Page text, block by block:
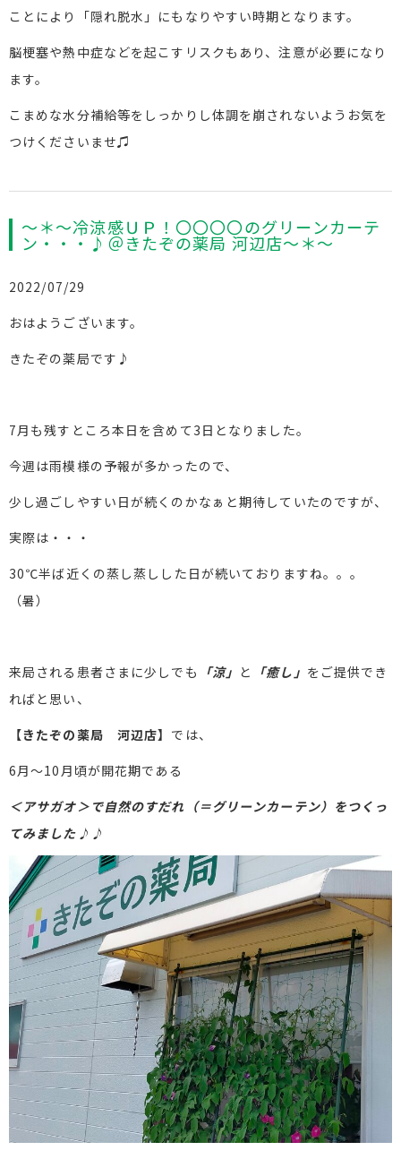
ことにより「隠れ脱水」にもなりやすい時期となります。
脳梗塞や熱中症などを起こすリスクもあり、注意が必要になり
ます。
こまめな水分補給等をしっかりし体調を崩されないようお気を
つけくださいませ♫
～＊～冷涼感ＵＰ！〇〇〇〇のグリーンカーテ
ン・・・♪＠きたぞの薬局 河辺店～＊～
2022/07/29
おはようございます。
きたぞの薬局です♪
7月も残すところ本日を含めて3日となりました。
今週は雨模様の予報が多かったので、
少し過ごしやすい日が続くのかなぁと期待していたのですが、
実際は・・・
30℃半ば近くの蒸し蒸しした日が続いておりますね。。。
（暑）
来局される患者さまに少しでも 「涼」 と 「癒し」 をご提供でき
ればと思い、
【きたぞの薬局 河辺店】 では、
6月～10月頃が開花期である
＜アサガオ＞で自然のすだれ（＝グリーンカーテン）をつくっ
てみました♪♪